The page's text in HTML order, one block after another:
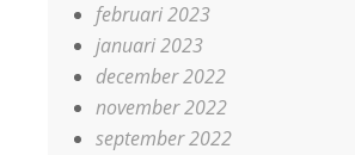
februari 2023
januari 2023
december 2022
november 2022
september 2022